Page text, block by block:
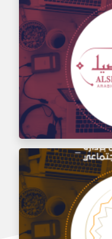
لتذوق مطعم الشام
الشامي الأصيل